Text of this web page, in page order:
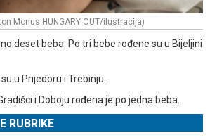
Monus HUNGARY OUT/ilustracija)
deset beba. Po tri bebe rođene su u Bijeljini
u Prijedoru i Trebinju.
i Doboju rođena je po jedna beba.
RUBRIKE